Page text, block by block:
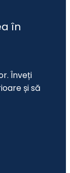
în
Înveți
și să